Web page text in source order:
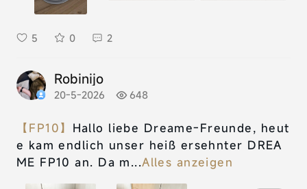
5 0 2
Robinijo
20-5-2026 648
【FP10】 Hallo liebe Dreame-Freunde, heut
e kam endlich unser heiß ersehnter DREA
ME FP10 an. Da m...Alles anzeigen